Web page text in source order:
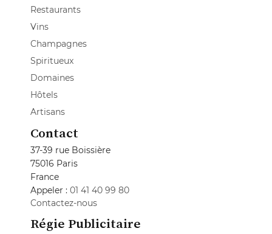
Restaurants
Vins
Champagnes
Spiritueux
Domaines
Hôtels
Artisans
Contact
37-39 rue Boissière
75016 Paris
France
Appeler : 01 41 40 99 80
Contactez-nous
Régie Publicitaire